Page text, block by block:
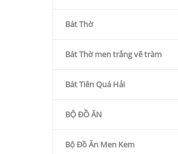
Bát Thờ
Bát Thờ men trắng vẽ tràm
Bát Tiên Quá Hải
BỘ ĐỒ ĂN
Bộ Đồ Ăn Men Kem